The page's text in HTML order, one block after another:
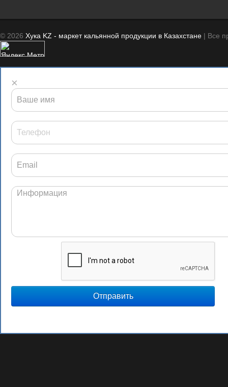
© 2026 Хука KZ - маркет кальянной продукции в Казахстане | Все
×
Отправить